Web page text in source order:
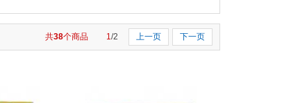
共38个商品 1/2 上一页 下一页